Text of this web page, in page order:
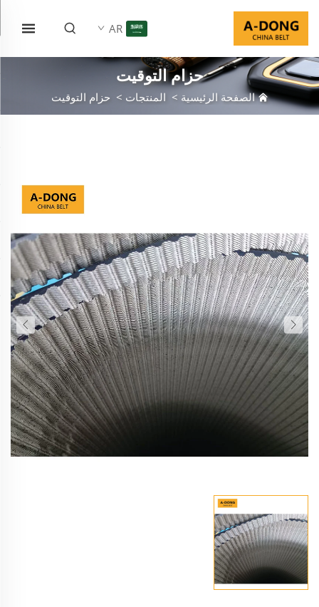
AR
حزام التوقيت
الصفحة الرئيسية > المنتجات > حزام التوقيت